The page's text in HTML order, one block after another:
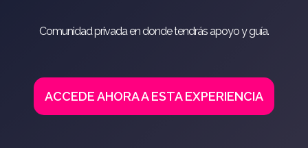
Comunidad privada en donde tendrás apoyo y guía.
ACCEDE AHORA A ESTA EXPERIENCIA